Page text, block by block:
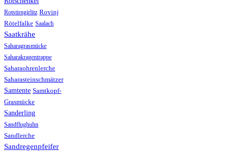
Rotstirngirlitz Rovinj
Rötelfalke Saalach
Saatkrähe
Saharagrasmücke
Saharakragentrappe
Saharaohrenlerche
Saharasteinschmätzer
Samtente Samtkopf-
Grasmücke
Sanderling
Sandflughuhn
Sandlerche
Sandregenpfeifer